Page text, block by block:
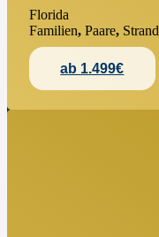
Florida
Familien,Paare, Strand
ab 1.499€